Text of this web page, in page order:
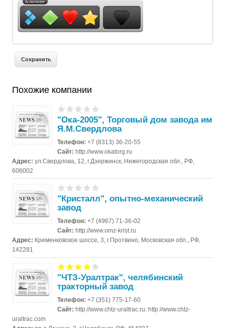
Похожие компании
"Ока-2005", Торговый дом завода им
Я.М.Свердлова
Телефон:+7 (8313) 36-20-55
Сайт:http://www.okatorg.ru
Адрес:ул.Свердлова, 12, г.Дзержинск, Нижегородская обл., РФ,
606002
"Кристалл", опытно-механический
завод
Телефон:+7 (4967) 71-36-02
Сайт:http://www.omz-krist.ru
Адрес: Кременковское шоссе, 3, г.Протвино, Московская обл., РФ,
142281
"ЧТЗ-Уралтрак", челябинский
тракторный завод
Телефон:+7 (351) 775-17-60
Сайт:http://www.chtz-uraltrac.ru; http://www.chtz-
uraltrac.com